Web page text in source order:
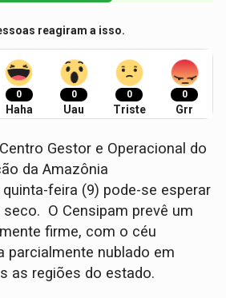
reagiram a isso.
0
Haha
0
Uau
0
Triste
0
Grr
Gestor e Operacional do
da Amazônia
feira (9) pode-se esperar
O Censipam prevê um
firme, com o céu
parcialmente nublado em
as regiões do estado.